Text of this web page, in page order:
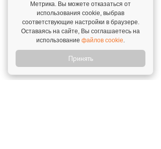
Во времена изменений ритейл развивается и
адаптируется к новым условиям. В этом плане
2022 год мало отличается от прошлых лет. За
20-летнюю историю «Пятёрочки» мы
вызовами, и франчайзинг – один из ответов на
них.
Метрика. Вы можете отказаться от
использования cookie, выбрав
соответствующие настройки в браузере.
Оставаясь на сайте, Вы соглашаетесь на
использование файлов cookie.
Принять